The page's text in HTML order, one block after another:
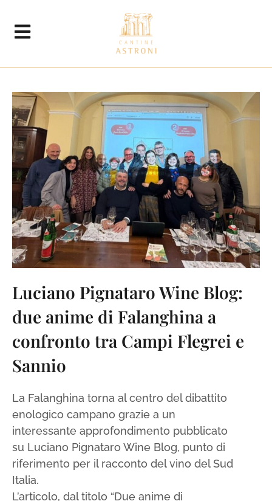
Luciano Pignataro Wine Blog:
due anime di Falanghina a
confronto tra Campi Flegrei e
Sannio
La Falanghina torna al centro del dibattito
enologico campano grazie a un
interessante approfondimento pubblicato
su Luciano Pignataro Wine Blog, punto di
riferimento per il racconto del vino del Sud
Italia.
L’articolo, dal titolo “Due anime di